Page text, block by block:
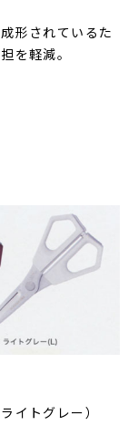
形されているた
を軽減。
イトグレー）